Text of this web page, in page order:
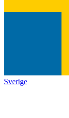
Sverige